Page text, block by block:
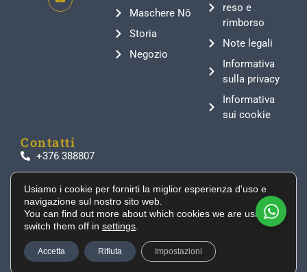
Maschere Nō
Storia
Negozio
reso e
rimborso
Note legali
Informativa
sulla privacy
Informativa
sui cookie
Contatti
+376 388807
Residencial Les Moles, Canillo AD100, Andorra
Autentiche spade giapponesi, armature da samurai
e manufatti storici selezionati direttamente dal
Giappone per collezionisti e appassionati di tutto il
mondo.
Usiamo i cookie per fornirti la miglior esperienza d'uso e
navigazione sul nostro sito web.
You can find out more about which cookies we are using or
switch them off in settings
Accetta Rifiuta Impostazioni